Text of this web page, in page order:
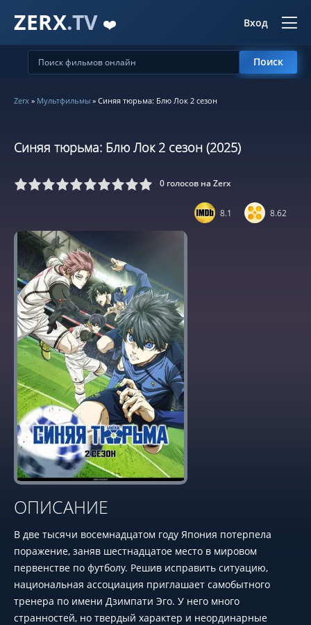
ZERX.TV ❤️ Вход
Поиск
Zerx » Мультфильмы » Синяя тюрьма: Блю Лок 2 сезон
Синяя тюрьма: Блю Лок 2 сезон (2025)
6 7 8 9 10 0 голосов на Zerx
8.1 8.62
ОПИСАНИЕ
В две тысячи восемнадцатом году Япония потерпела
поражение, заняв шестнадцатое место в мировом
первенстве по футболу. Решив исправить ситуацию,
национальная ассоциация приглашает самобытного
тренера по имени Дзимпати Эго. У него много
странностей, но твердый характер и неординарные